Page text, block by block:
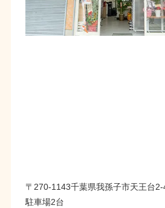
〒270-1143千葉県我孫子市天王台
駐車場2台